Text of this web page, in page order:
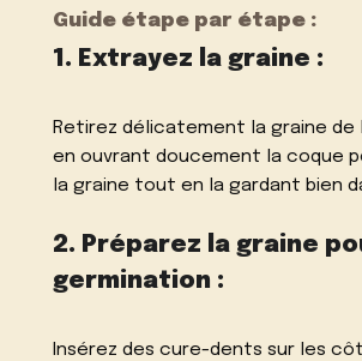
Guide étape par étape :
1. Extrayez la graine :
Retirez délicatement la graine de
en ouvrant doucement la coque
la graine tout en la gardant bien
2. Préparez la graine
germination :
Insérez des cure-dents sur les